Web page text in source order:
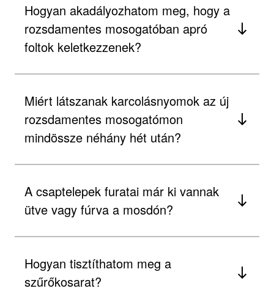
Hogyan akadályozhatom meg, hogy a
rozsdamentes mosogatóban apró
foltok keletkezzenek?
Miért látszanak karcolásnyomok az új
rozsdamentes mosogatómon
mindössze néhány hét után?
A csaptelepek furatai már ki vannak
ütve vagy fúrva a mosdón?
Hogyan tisztíthatom meg a
szűrőkosarat?